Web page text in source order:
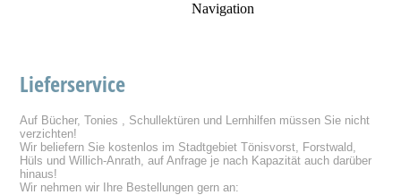
Navigation
Lieferservice
Auf Bücher, Tonies , Schullektüren und Lernhilfen müssen Sie nicht
verzichten!
Wir beliefern Sie kostenlos im Stadtgebiet Tönisvorst, Forstwald,
Hüls und Willich-Anrath, auf Anfrage je nach Kapazität auch darüber
hinaus!
Wir nehmen wir Ihre Bestellungen gern an: